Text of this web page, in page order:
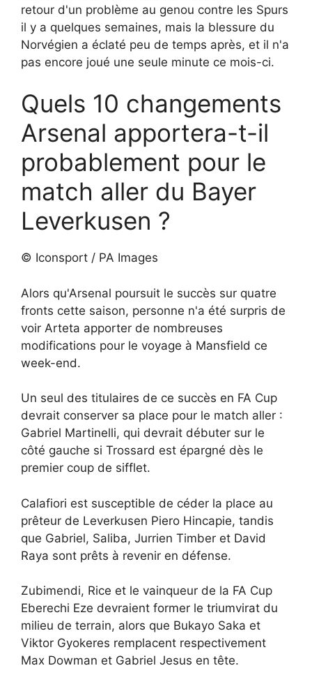
retour d'un problème au genou contre les Spurs
il y a quelques semaines, mais la blessure du
Norvégien a éclaté peu de temps après, et il n'a
pas encore joué une seule minute ce mois-ci.
Quels 10 changements
Arsenal apportera-t-il
probablement pour le
match aller du Bayer
Leverkusen ?
© Iconsport / PA Images
Alors qu'Arsenal poursuit le succès sur quatre
fronts cette saison, personne n'a été surpris de
voir Arteta apporter de nombreuses
modifications pour le voyage à Mansfield ce
week-end.
Un seul des titulaires de ce succès en FA Cup
devrait conserver sa place pour le match aller :
Gabriel Martinelli, qui devrait débuter sur le
côté gauche si Trossard est épargné dès le
premier coup de sifflet.
Calafiori est susceptible de céder la place au
prêteur de Leverkusen Piero Hincapie, tandis
que Gabriel, Saliba, Jurrien Timber et David
Raya sont prêts à revenir en défense.
Zubimendi, Rice et le vainqueur de la FA Cup
Eberechi Eze devraient former le triumvirat du
milieu de terrain, alors que Bukayo Saka et
Viktor Gyokeres remplacent respectivement
Max Dowman et Gabriel Jesus en tête.